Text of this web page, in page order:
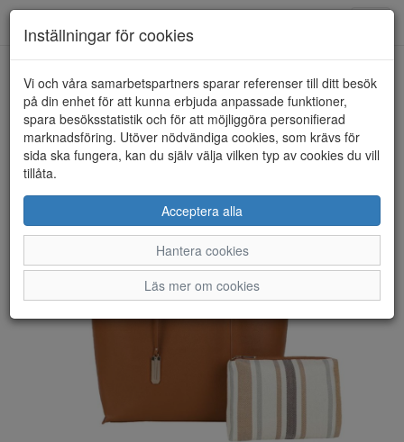
HEM ULRIKA DESIGN
Inställningar för cookies
Vi och våra samarbetspartners sparar referenser till ditt besök
på din enhet för att kunna erbjuda anpassade funktioner,
spara besöksstatistik och för att möjliggöra personifierad
marknadsföring. Utöver nödvändiga cookies, som krävs för
sida ska fungera, kan du själv välja vilken typ av cookies du vill
tillåta.
Acceptera alla
Hantera cookies
Läs mer om cookies